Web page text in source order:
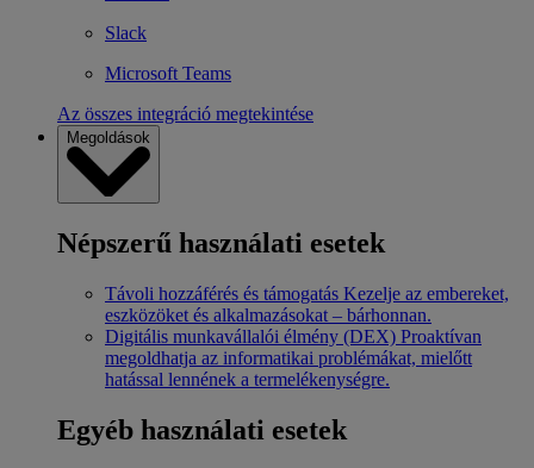
Slack
Microsoft Teams
Az összes integráció megtekintése
Megoldások
Népszerű használati esetek
Távoli hozzáférés és támogatás Kezelje az embereket,
eszközöket és alkalmazásokat – bárhonnan.
Digitális munkavállalói élmény (DEX) Proaktívan
megoldhatja az informatikai problémákat, mielőtt
hatással lennének a termelékenységre.
Egyéb használati esetek